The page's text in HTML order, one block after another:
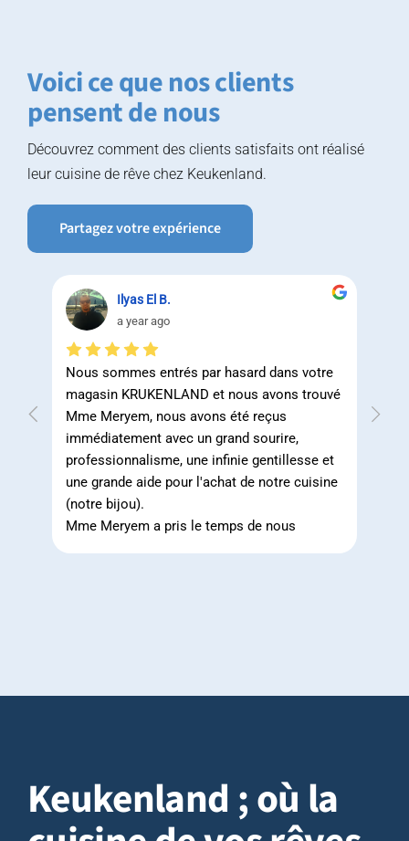
Voici ce que nos clients
pensent de nous
Découvrez comment des clients satisfaits ont réalisé
leur cuisine de rêve chez Keukenland.
Partagez votre expérience
Ilyas El B.
a year ago
Nous sommes entrés par hasard dans votre
magasin KRUKENLAND et nous avons trouvé
Mme Meryem, nous avons été reçus
immédiatement avec un grand sourire,
professionnalisme, une infinie gentillesse et
une grande aide pour l'achat de notre cuisine
(notre bijou).
Mme Meryem a pris le temps de nous
M. Fajr : très professionnel, propre et d'une
tous M. Fajr pour le montage et l'installation
de votre cuisine,
Merci beaucoup Mme Meryem et M. Fajr.
Keukenland ;où la